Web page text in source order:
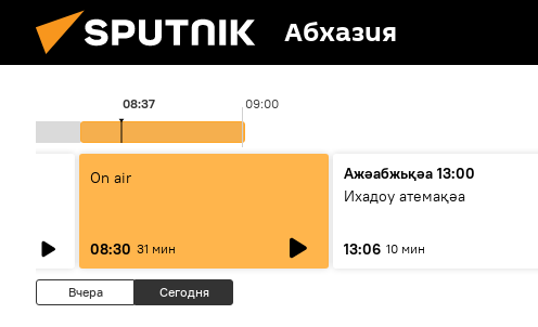
Абхазия
09:00
08:37
On air
08:30 31 мин
Ажәабжьқәа 13:00
Ихадоу атемақәа
13:06 10 мин
Вчера Сегодня